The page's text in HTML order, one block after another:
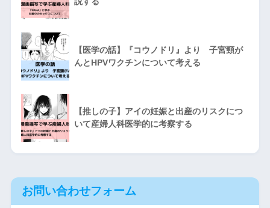
【医学の話】『コウノドリ』より 子宮頸が
んとHPVワクチンについて考える
【推しの子】アイの妊娠と出産のリスクにつ
いて産婦人科医学的に考察する
お問い合わせフォーム